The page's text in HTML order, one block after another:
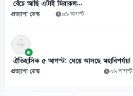
বেঁচে আছি এটাই মিরাকল...
প্রত্যাশা ডেস্ক ০৬ আগস্ট
ঐতিহাসিক ৫ আগস্ট: ধেয়ে আসছে মহাবিপর্যয়!
প্রত্যাশা ডেস্ক ০৬ আগস্ট